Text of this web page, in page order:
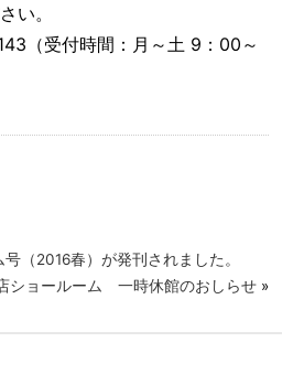
い。
（受付時間：月～土 9：00～
（2016春）が発刊されました。
ショールーム 一時休館のおしらせ»